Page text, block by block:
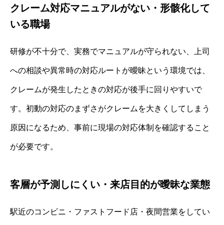
クレーム対応マニュアルがない・形骸化して
いる職場
研修が不十分で、実務でマニュアルが守られない、上司
への相談や異常時の対応ルートが曖昧という環境では、
クレームが発生したときの対応が後手に回りやすいで
す。初動の対応のまずさがクレームを大きくしてしまう
原因になるため、事前に現場の対応体制を確認すること
が必要です。
客層が予測しにくい・来店目的が曖昧な業態
駅近のコンビニ・ファストフード店・夜間営業をしてい